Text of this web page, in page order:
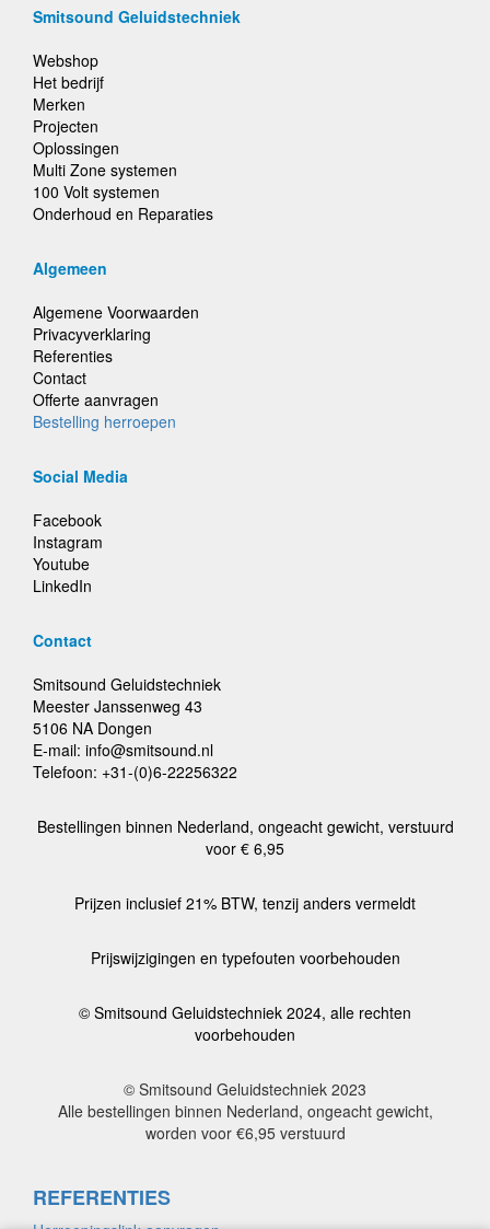
Smitsound Geluidstechniek
Webshop
Het bedrijf
Merken
Projecten
Oplossingen
Multi Zone systemen
100 Volt systemen
Onderhoud en Reparaties
Algemeen
Algemene Voorwaarden
Privacyverklaring
Referenties
Contact
Offerte aanvragen
Bestelling herroepen
Social Media
Facebook
Instagram
Youtube
LinkedIn
Contact
Smitsound Geluidstechniek
Meester Janssenweg 43
5106 NA Dongen
E-mail: info@smitsound.nl
Telefoon: +31-(0)6-22256322
Bestellingen binnen Nederland, ongeacht gewicht, verstuurd
voor € 6,95
Prijzen inclusief 21% BTW, tenzij anders vermeldt
Prijswijzigingen en typefouten voorbehouden
© Smitsound Geluidstechniek 2024, alle rechten
voorbehouden
© Smitsound Geluidstechniek 2023
Alle bestellingen binnen Nederland, ongeacht gewicht,
worden voor €6,95 verstuurd
REFERENTIES